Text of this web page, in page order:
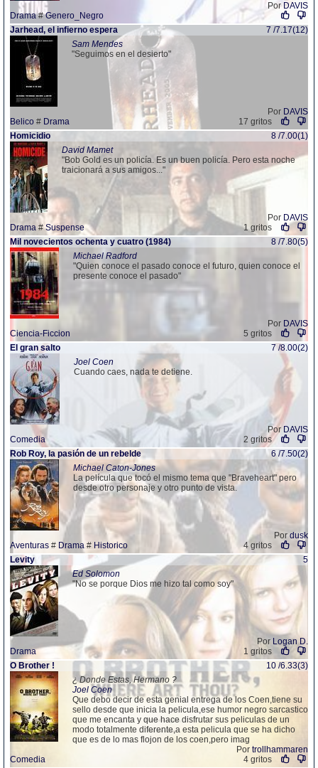
Por DAVIS
Drama#Genero_Negro
Jarhead, el infierno espera
7 /7.17(12)
Sam Mendes
"Seguimos en el desierto"
Por DAVIS
Belico # Drama
17 gritos
Homicidio
8 /7.00(1)
David Mamet
"Bob Gold es un policía. Es un buen policía. Pero esta noche
traicionará a sus amigos..."
Por DAVIS
Drama #Suspense
1 gritos
Mil novecientos ochenta y cuatro (1984)
8 /7.80(5)
Michael Radford
"Quien conoce el pasado conoce el futuro, quien conoce el
presente conoce el pasado"
Por DAVIS
Ciencia-Ficcion
5 gritos
El gran salto
7 /8.00(2)
Joel Coen
Cuando caes, nada te detiene.
Por DAVIS
Comedia
2 gritos
Rob Roy, la pasión de un rebelde
6 /7.50(2)
Michael Caton-Jones
La película que tocó el mismo tema que "Braveheart" pero
desde otro personaje y otro punto de vista.
Por dusk
Aventuras # Drama # Historico
4 gritos
Levity
5
Ed Solomon
"No se porque Dios me hizo tal como soy"
Por Logan D.
Drama
1 gritos
O Brother !
10 /6.33(3)
¿ Donde Estas, Hermano ?
Joel Coen
Que debo decir de esta genial entrega de los Coen,tiene su
sello desde que inicia la pelicula,ese humor negro sarcastico
que me encanta y que hace disfrutar sus peliculas de un
modo totalmente diferente,a esta pelicula que se ha dicho
que es de lo mas flojon de los coen,pero imag
Por trollhammaren
Comedia
4 gritos